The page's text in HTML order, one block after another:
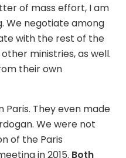
of mass effort, I am
We negotiate among
with the rest of the
ministries, as well.
their own
Paris. They even made
We were not
of the Paris
in 2015. Both